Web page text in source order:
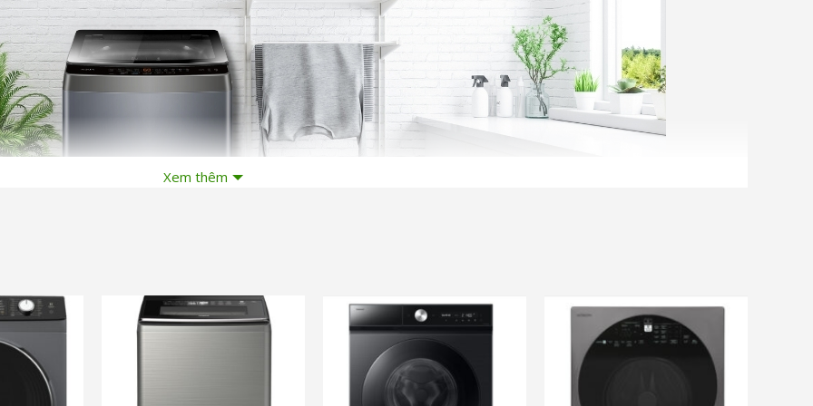
Xem thêm
và nhiều ưu đãi khác và nhiều ưu đãi khác